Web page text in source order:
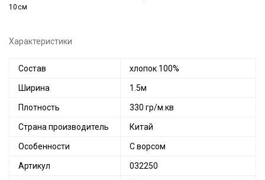
10см
Характеристики
Состав хлопок 100%
Ширина 1.5м
Плотность 330 гр/м.кв
Страна производитель Китай
Особенности С ворсом
Артикул 032250